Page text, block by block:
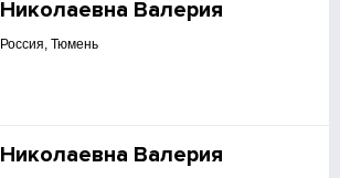
Николаевна Валерия
Россия, Тюмень
Николаевна Валерия